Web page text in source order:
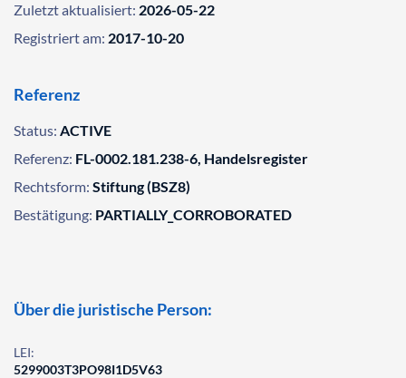
Zuletzt aktualisiert: 2026-05-22
Registriert am: 2017-10-20
Referenz
Status: ACTIVE
Referenz: FL-0002.181.238-6, Handelsregister
Rechtsform: Stiftung (BSZ8)
Bestätigung: PARTIALLY_CORROBORATED
Über die juristische Person:
LEI:
5299003T3PO98I1D5V63